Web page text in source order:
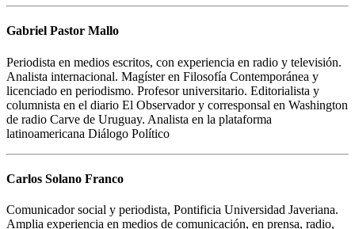
Gabriel Pastor Mallo
Periodista en medios escritos, con experiencia en radio y televisión.
Analista internacional. Magíster en Filosofía Contemporánea y
licenciado en periodismo. Profesor universitario. Editorialista y
columnista en el diario El Observador y corresponsal en Washington
de radio Carve de Uruguay. Analista en la plataforma
latinoamericana Diálogo Político
Carlos Solano Franco
Comunicador social y periodista, Pontificia Universidad Javeriana.
Amplia experiencia en medios de comunicación, en prensa, radio,